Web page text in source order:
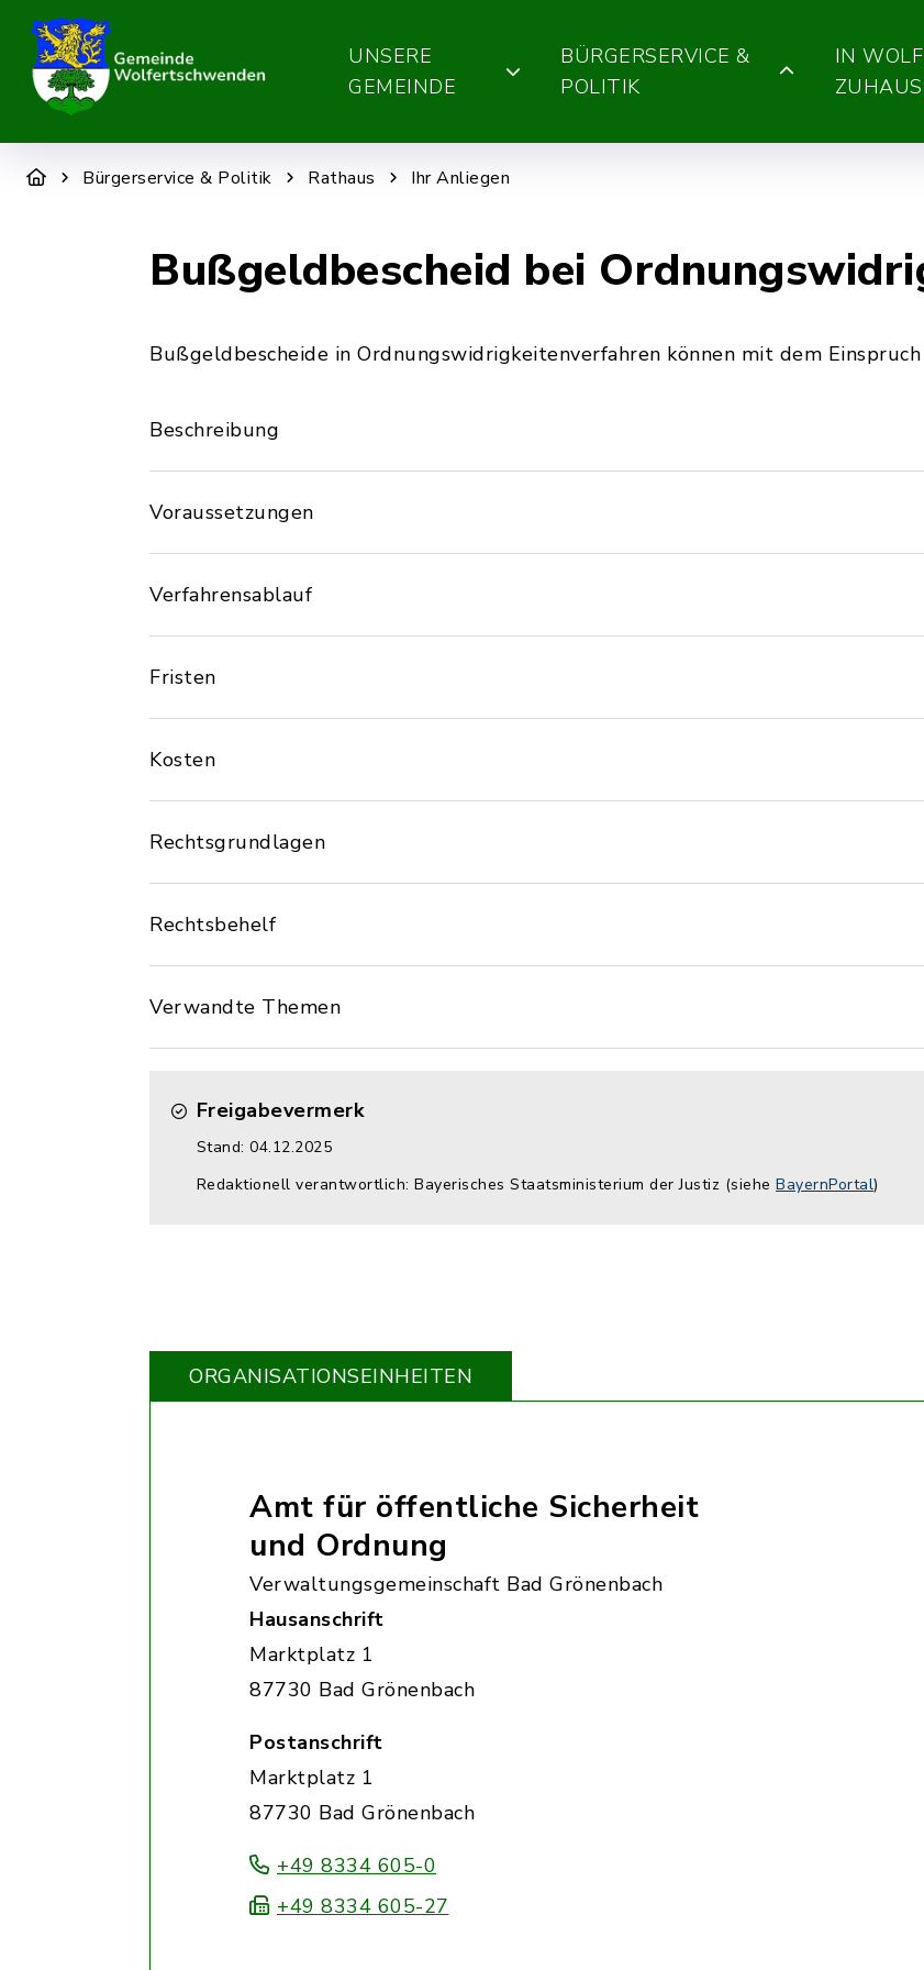
UNSERE
GEMEINDE
BÜRGERSERVICE &
POLITIK
IN
Bürgerservice & Politik Rathaus Ihr Anliegen
Bußgeldbescheid bei
Bußgeldbescheide in Ordnungswidrigkeitenverfahren können mit dem
Beschreibung
Voraussetzungen
Verfahrensablauf
Fristen
Kosten
Rechtsgrundlagen
Rechtsbehelf
Verwandte Themen
Freigabevermerk
Stand: 04.12.2025
Redaktionell verantwortlich: Bayerisches Staatsministerium der Justiz (siehe BayernPortal)
ORGANISATIONS­EINHEITEN
Amt für öffentliche Sicherheit
und Ordnung
Verwaltungsgemeinschaft Bad Grönenbach
Hausanschrift
Marktplatz 1
87730 Bad Grönenbach
Postanschrift
Marktplatz 1
87730 Bad Grönenbach
+49 8334 605-0
+49 8334 605-27